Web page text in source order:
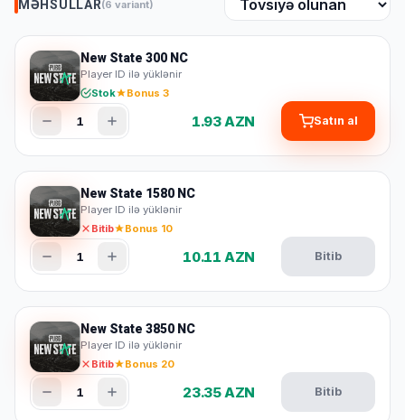
MƏHSULLAR(6 variant)
New State 300 NC
Player ID ilə yüklənir
Stok
Bonus 3
1 1.93 AZN Satın al
New State 1580 NC
Player ID ilə yüklənir
Bitib
Bonus 10
1 10.11 AZN Bitib
New State 3850 NC
Player ID ilə yüklənir
Bitib
Bonus 20
1 23.35 AZN Bitib